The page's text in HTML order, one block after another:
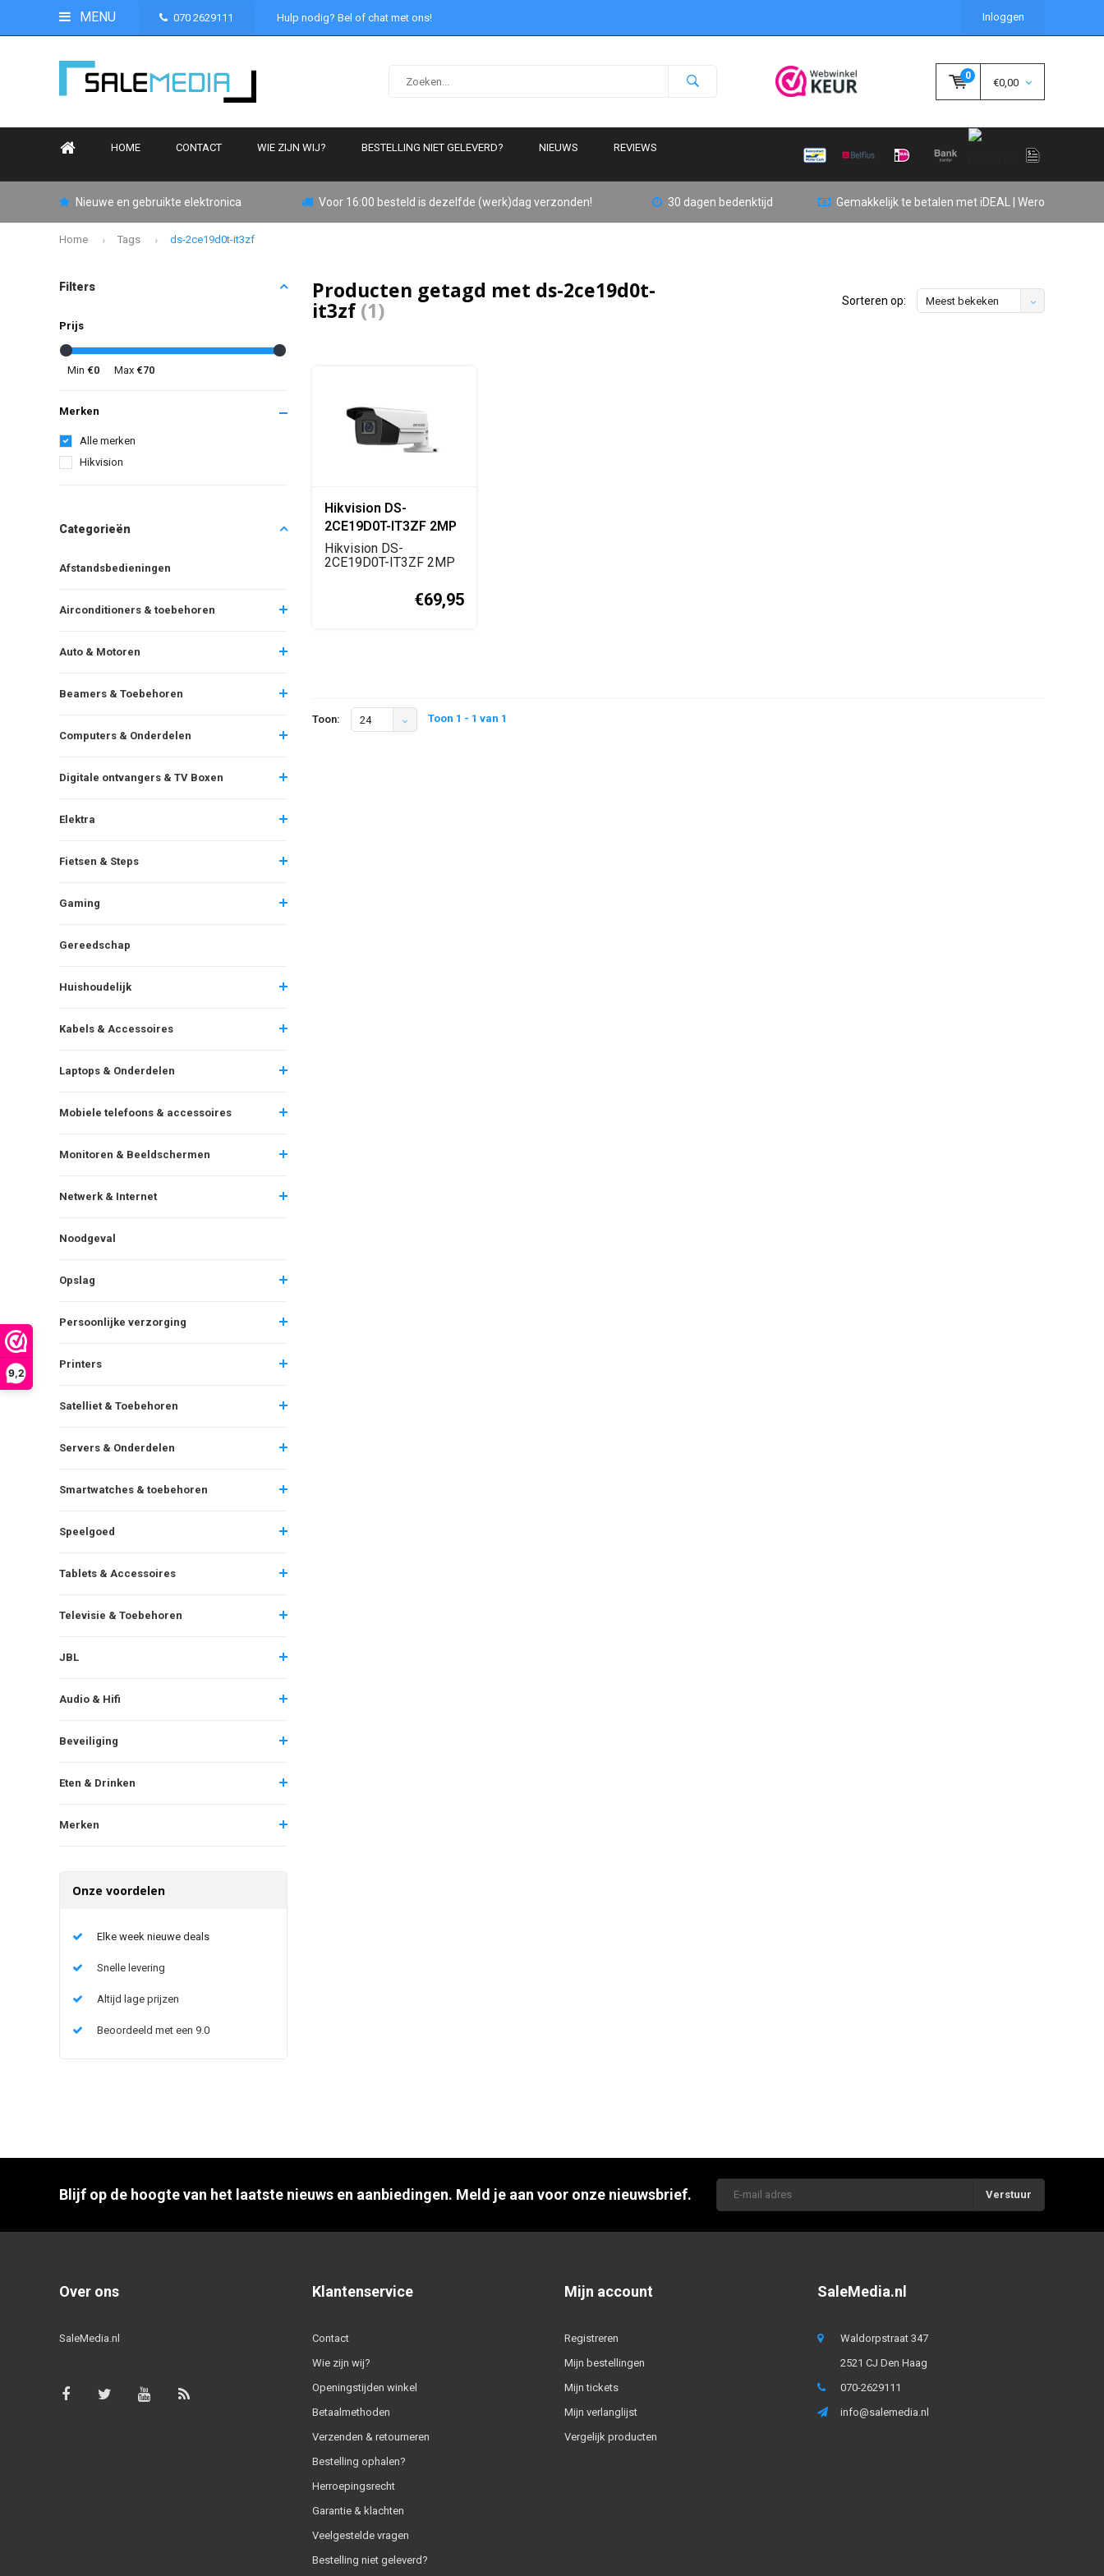
9,2
MENU 070 2629111 Hulp nodig? Bel of chat met ons! Inloggen
0
€0,00
HOME CONTACT WIE ZIJN WIJ? BESTELLING NIET GELEVERD? NIEUWS REVIEWS
Nieuwe en gebruikte elektronica Voor 16:00 besteld is dezelfde (werk)dag verzonden! 30 dagen bedenktijd Gemakkelijk te betalen met iDEAL | Wero
Home Tags ds-2ce19d0t-it3zf
Filters
Prijs
Min €0 Max €70
Merken
Alle merken
Hikvision
Categorieën
Afstandsbedieningen
Airconditioners & toebehoren
Auto & Motoren
Beamers & Toebehoren
Computers & Onderdelen
Digitale ontvangers & TV Boxen
Elektra
Fietsen & Steps
Gaming
Gereedschap
Huishoudelijk
Kabels & Accessoires
Laptops & Onderdelen
Mobiele telefoons & accessoires
Monitoren & Beeldschermen
Netwerk & Internet
Noodgeval
Opslag
Persoonlijke verzorging
Printers
Satelliet & Toebehoren
Servers & Onderdelen
Smartwatches & toebehoren
Speelgoed
Tablets & Accessoires
Televisie & Toebehoren
JBL
Audio & Hifi
Beveiliging
Eten & Drinken
Merken
Onze voordelen
Elke week nieuwe deals
Snelle levering
Altijd lage prijzen
Beoordeeld met een 9.0
Producten getagd met ds-2ce19d0t-
it3zf (1) Sorteren op: Meest bekeken
Hikvision DS-
2CE19D0T-IT3ZF 2MP
Turbo HD Varifocal
Bullet Camera
Hikvision DS-
2CE19D0T-IT3ZF 2MP
€69,95
Toon: 24 Toon 1 - 1 van 1
Blijf op de hoogte van het laatste nieuws en aanbiedingen. Meld je aan voor onze nieuwsbrief. Verstuur
Over ons
SaleMedia.nl
Klantenservice
Contact
Wie zijn wij?
Openingstijden winkel
Betaalmethoden
Verzenden & retourneren
Bestelling ophalen?
Herroepingsrecht
Garantie & klachten
Veelgestelde vragen
Bestelling niet geleverd?
Mijn account
Registreren
Mijn bestellingen
Mijn tickets
Mijn verlanglijst
Vergelijk producten
SaleMedia.nl
Waldorpstraat 347
2521 CJ Den Haag
070-2629111
info@salemedia.nl